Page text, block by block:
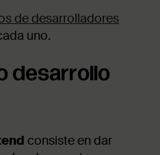
de desarrolladores
uno.
desarrollo
consiste en dar